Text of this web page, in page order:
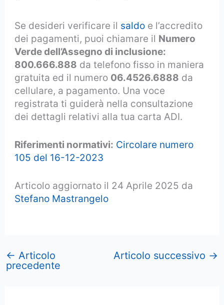
Se desideri verificare il saldo e l’accredito
dei pagamenti, puoi chiamare il Numero
Verde dell’Assegno di inclusione:
800.666.888 da telefono fisso in maniera
gratuita ed il numero 06.4526.6888 da
cellulare, a pagamento. Una voce
registrata ti guiderà nella consultazione
dei dettagli relativi alla tua carta ADI.
Riferimenti normativi: Circolare numero
105 del 16-12-2023
Articolo aggiornato il 24 Aprile 2025 da
Stefano Mastrangelo
← Articolo
precedente
Articolo successivo →